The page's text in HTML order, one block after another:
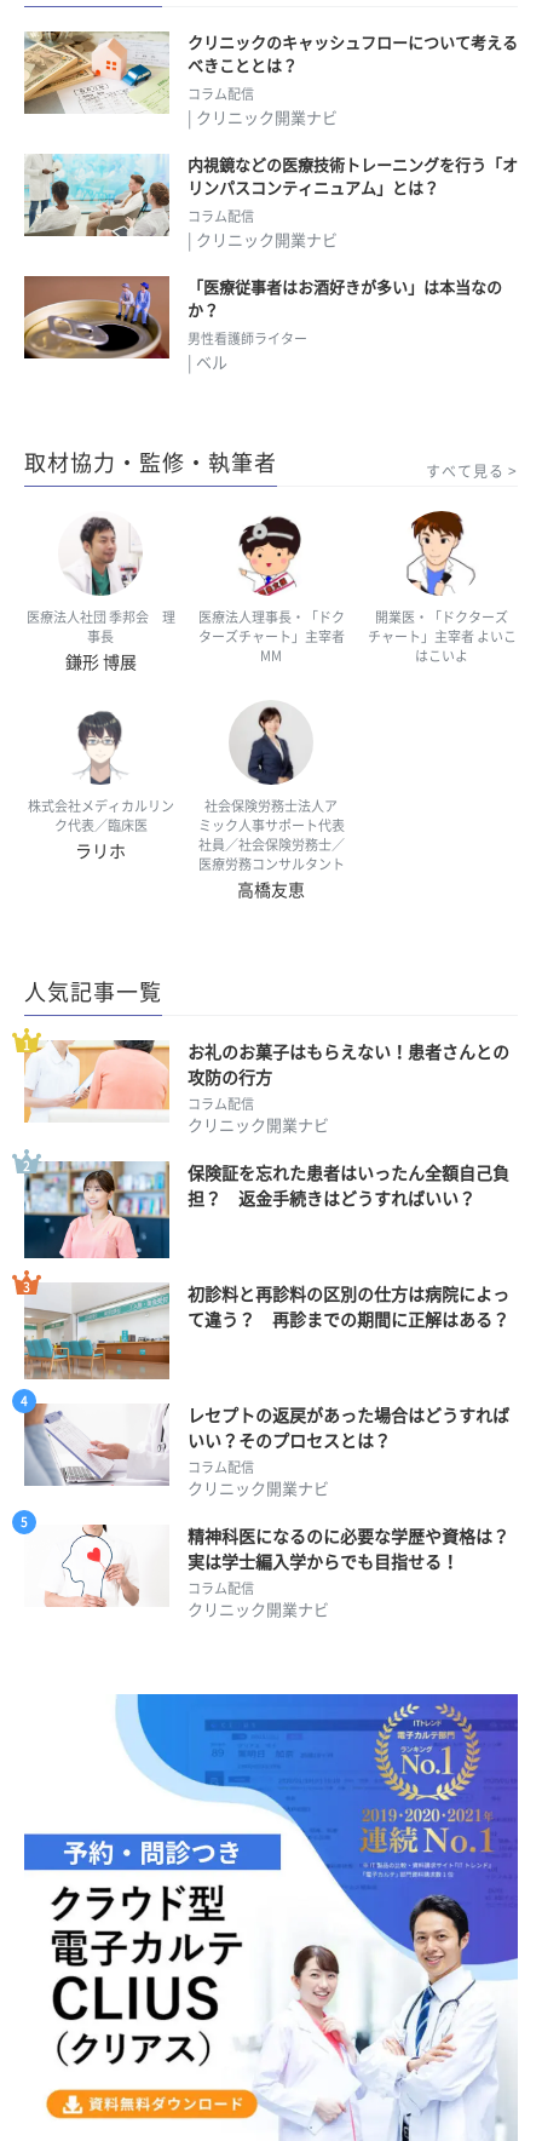
クリニックのキャッシュフローについて考える
べきこととは？
コラム配信
| クリニック開業ナビ
内視鏡などの医療技術トレーニングを行う「オ
リンパスコンティニュアム」とは？
コラム配信
| クリニック開業ナビ
「医療従事者はお酒好きが多い」は本当なの
か？
男性看護師ライター
| ベル
取材協力・監修・執筆者 すべて見る
医療法人社団 季邦会 理
事長
鎌形 博展
医療法人理事長・「ドク
ターズチャート」主宰者
MM
開業医・「ドクターズ
チャート」主宰者 よいこ
はこいよ
株式会社メディカルリン
ク代表／臨床医
ラリホ
社会保険労務士法人ア
ミック人事サポート代表
社員／社会保険労務士／
医療労務コンサルタント
高橋友恵
人気記事一覧
お礼のお菓子はもらえない！患者さんとの
攻防の行方
コラム配信
クリニック開業ナビ
保険証を忘れた患者はいったん全額自己負
担？ 返金手続きはどうすればいい？
初診料と再診料の区別の仕方は病院によっ
て違う？ 再診までの期間に正解はある？
レセプトの返戻があった場合はどうすれば
いい？そのプロセスとは？
コラム配信
クリニック開業ナビ
精神科医になるのに必要な学歴や資格は？
実は学士編入学からでも目指せる！
コラム配信
クリニック開業ナビ